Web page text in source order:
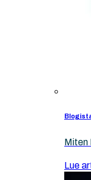
Miten
Lue